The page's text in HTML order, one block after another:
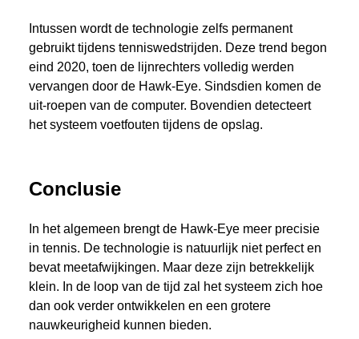
Intussen wordt de technologie zelfs permanent
gebruikt tijdens tenniswedstrijden. Deze trend begon
eind 2020, toen de lijnrechters volledig werden
vervangen door de Hawk-Eye. Sindsdien komen de
uit-roepen van de computer. Bovendien detecteert
het systeem voetfouten tijdens de opslag.
Conclusie
In het algemeen brengt de Hawk-Eye meer precisie
in tennis. De technologie is natuurlijk niet perfect en
bevat meetafwijkingen. Maar deze zijn betrekkelijk
klein. In de loop van de tijd zal het systeem zich hoe
dan ook verder ontwikkelen en een grotere
nauwkeurigheid kunnen bieden.